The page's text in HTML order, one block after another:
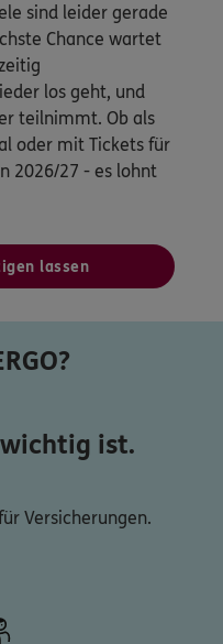
sind leider gerade
Chance wartet
los geht, und
teilnimmt. Ob als
oder mit Tickets für
2026/27 - es lohnt
lassen
ist.
Versicherungen.